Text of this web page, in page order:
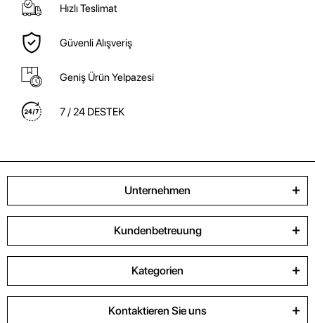
Hızlı Teslimat
Güvenli Alışveriş
Geniş Ürün Yelpazesi
7 / 24 DESTEK
Unternehmen
Kundenbetreuung
Kategorien
Kontaktieren Sie uns